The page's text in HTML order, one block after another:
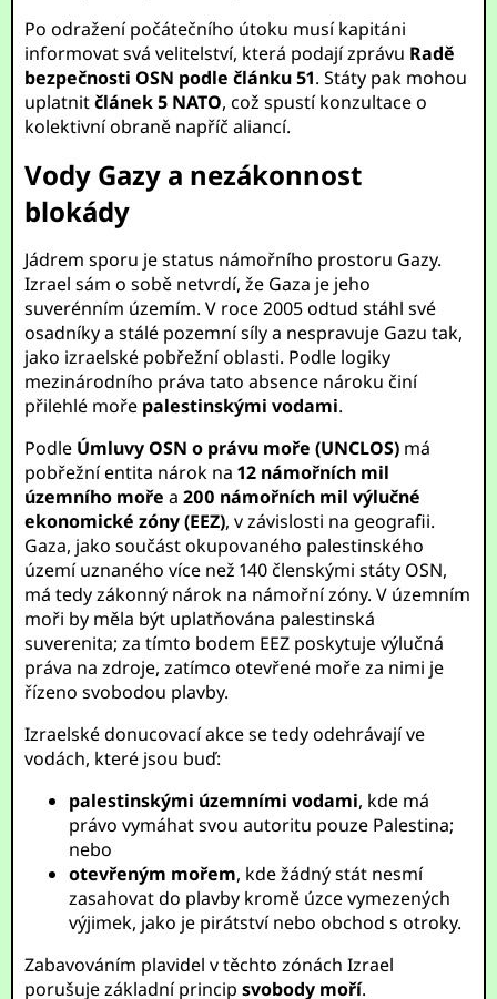
Po odražení počátečního útoku musí kapitáni
informovat svá velitelství, která podají zprávu Radě
bezpečnosti OSN podle článku 51. Státy pak mohou
uplatnitčlánek 5 NATO, což spustí konzultace o
kolektivní obraně napříč aliancí.
Vody Gazy a nezákonnost
blokády
Jádrem sporu je status námořního prostoru Gazy.
Izrael sám o sobě netvrdí, že Gaza je jeho
suverénním územím. V roce 2005 odtud stáhl své
osadníky a stálé pozemní síly a nespravuje Gazu tak,
jako izraelské pobřežní oblasti. Podle logiky
mezinárodního práva tato absence nároku činí
přilehlé moře palestinskými vodami.
Podle Úmluvy OSN o právu moře (UNCLOS) má
pobřežní entita nárok na12 námořních mil
územního moře a200 námořních mil výlučné
ekonomické zóny (EEZ), v závislosti na geografii.
Gaza, jako součást okupovaného palestinského
území uznaného více než 140 členskými státy OSN,
má tedy zákonný nárok na námořní zóny. V územním
moři by měla být uplatňována palestinská
suverenita; za tímto bodem EEZ poskytuje výlučná
práva na zdroje, zatímco otevřené moře za nimi je
řízeno svobodou plavby.
Izraelské donucovací akce se tedy odehrávají ve
vodách, které jsou buď:
palestinskými územními vodami, kde má
právo vymáhat svou autoritu pouze Palestina;
nebo
otevřeným mořem, kde žádný stát nesmí
zasahovat do plavby kromě úzce vymezených
výjimek, jako je pirátství nebo obchod s otroky.
Zabavováním plavidel v těchto zónách Izrael
porušuje základní principsvobody moří.